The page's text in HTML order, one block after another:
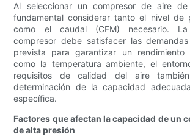
Al seleccionar un compresor de aire
fundamental considerar tanto el nivel de
como el caudal (CFM) necesario.
compresor debe satisfacer las
prevista para garantizar un rendimiento
como la temperatura ambiente, el
requisitos de calidad del aire
determinación de la capacidad
específica.
Factores que afectan la capacidad de un
de alta presión